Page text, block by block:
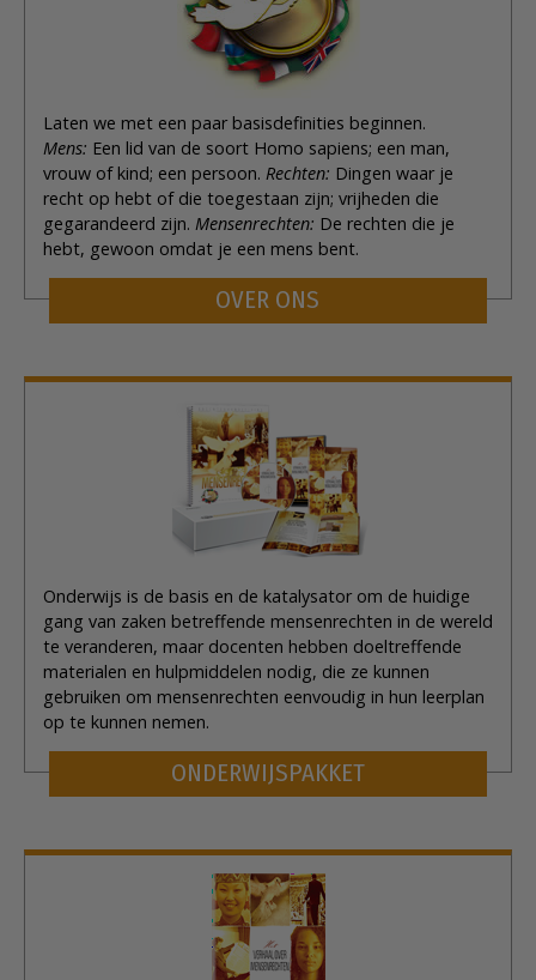
Laten we met een paar basisdefinities beginnen.
Mens: Een lid van de soort Homo sapiens; een man,
vrouw of kind; een persoon. Rechten: Dingen waar je
recht op hebt of die toegestaan zijn; vrijheden die
gegarandeerd zijn. Mensenrechten: De rechten die je
hebt, gewoon omdat je een mens bent.
OVER ONS
Onderwijs is de basis en de katalysator om de huidige
gang van zaken betreffende mensenrechten in de wereld
te veranderen, maar docenten hebben doeltreffende
materialen en hulpmiddelen nodig, die ze kunnen
gebruiken om mensenrechten eenvoudig in hun leerplan
op te kunnen nemen.
ONDERWIJSPAKKET